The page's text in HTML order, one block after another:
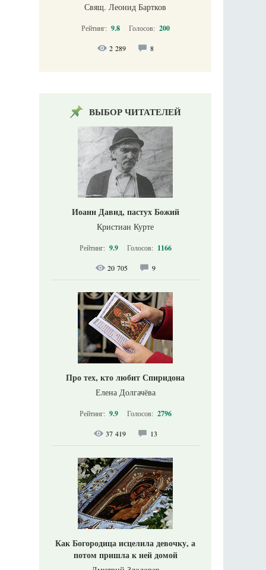
Свящ. Леонид Бартков
Рейтинг: 9.8 Голосов: 200
2 289 8
ВЫБОР ЧИТАТЕЛЕЙ
Иоанн Давид, пастух Божий
Кристиан Курте
Рейтинг: 9.9 Голосов: 1166
20 705 9
Про тех, кто любит Спиридона
Елена Долгачёва
Рейтинг: 9.9 Голосов: 2796
37 419 13
Как Богородица исцелила девочку, а
потом пришла к ней домой